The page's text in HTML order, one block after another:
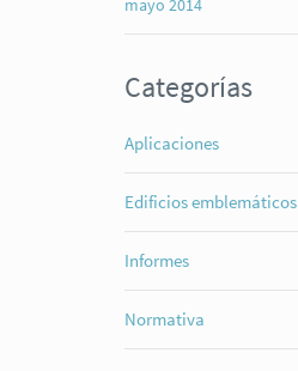
mayo 2014
Categorías
Aplicaciones
Edificios emblemáticos
Informes
Normativa